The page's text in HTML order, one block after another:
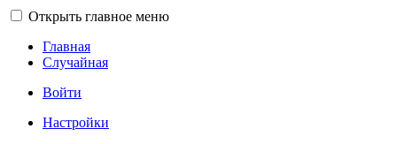
Открыть главное меню
Главная
Случайная
Войти
Настройки